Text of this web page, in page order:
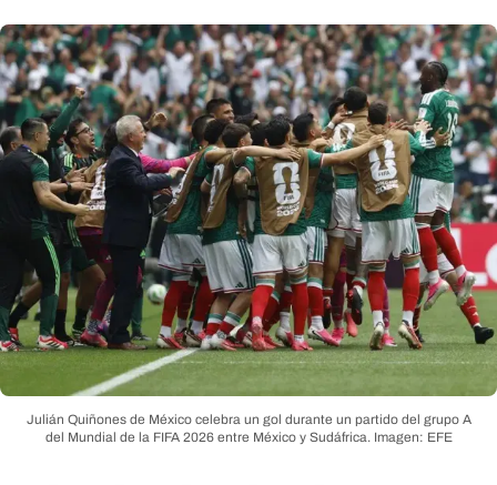
Julián Quiñones de México celebra un gol durante un partido del grupo A
del Mundial de la FIFA 2026 entre México y Sudáfrica. Imagen: EFE